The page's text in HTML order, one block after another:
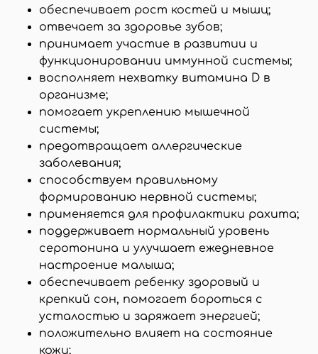
обеспечивает рост костей и мышц;
отвечает за здоровье зубов;
принимает участие в развитии и
функционировании иммунной системы;
восполняет нехватку витамина D в
организме;
помогает укреплению мышечной
системы;
предотвращает аллергические
заболевания;
способствуем правильному
формированию нервной системы;
применяется для профилактики рахита;
поддерживает нормальный уровень
серотонина и улучшает ежедневное
настроение малыша;
обеспечивает ребенку здоровый и
крепкий сон, помогает бороться с
усталостью и заряжает энергией;
положительно влияет на состояние
кожи;